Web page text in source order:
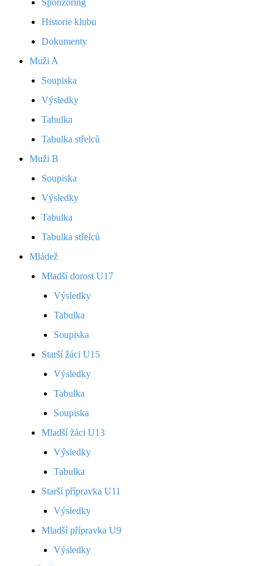
Sponzoring
Historie klubu
Dokumenty
Muži A
Soupiska
Výsledky
Tabulka
Tabulka střelců
Muži B
Soupiska
Výsledky
Tabulka
Tabulka střelců
Mládež
Mladší dorost U17
Výsledky
Tabulka
Soupiska
Starší žáci U15
Výsledky
Tabulka
Soupiska
Mladší žáci U13
Výsledky
Tabulka
Starší přípravka U11
Výsledky
Mladší přípravka U9
Výsledky